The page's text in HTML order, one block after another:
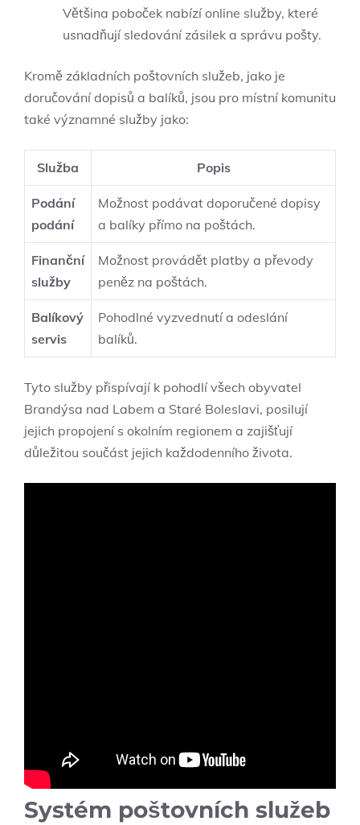
Většina poboček nabízí online služby, které
usnadňují sledování zásilek a správu pošty.
Kromě základních poštovních služeb, jako je
doručování dopisů a balíků, jsou pro místní komunitu
také významné služby jako:
Služba Popis
Podání
podání
Možnost podávat doporučené dopisy
a balíky přímo na poštách.
Finanční
služby
Možnost provádět platby a převody
peněz na poštách.
Balíkový
servis
Pohodlné vyzvednutí a odeslání
balíků.
Tyto služby přispívají k pohodlí všech obyvatel
Brandýsa nad Labem a Staré Boleslavi, posilují
jejich propojení s okolním regionem a zajišťují
důležitou součást jejich každodenního života.
Systém poštovních služeb